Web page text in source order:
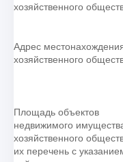
хозяйственного
Адрес
хозяйственного
Площадь объектов
недвижимого
хозяйственного
их перечень с